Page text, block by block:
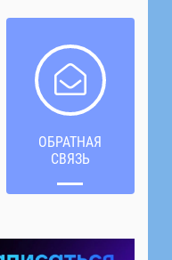
ОБРАТНАЯ
СВЯЗЬ